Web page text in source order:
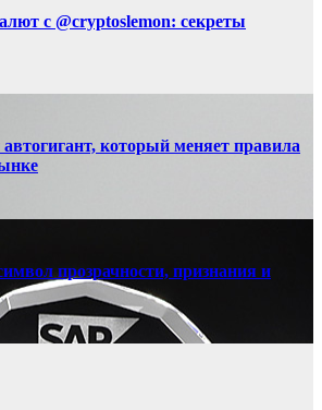
с @cryptoslemon: секреты
который меняет правила
прозрачности, признания и